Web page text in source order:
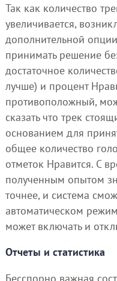
Так как количество
увеличивается,
дополнительной
принимать решение
достаточное
лучше) и процент
противоположный,
сказать что трек
основанием для
общее количество
отметок Нравится. С
полученным опытом
точнее, и система
автоматическом
может включать и
Отчеты и статистика
Бесспорно важная